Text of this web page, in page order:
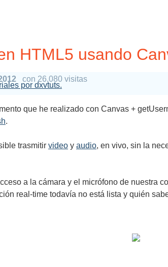
HTML5 usando
con 26,080 visitas
por dxvtuts.
que he realizado con Canvas +
.
trasmitir video y audio, en vivo, sin la
a la cámara y el micrófono de nuestra
real-time todavía no está lista y quién